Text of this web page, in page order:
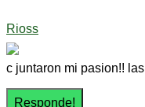
Rioss
c juntaron mi pasion!!